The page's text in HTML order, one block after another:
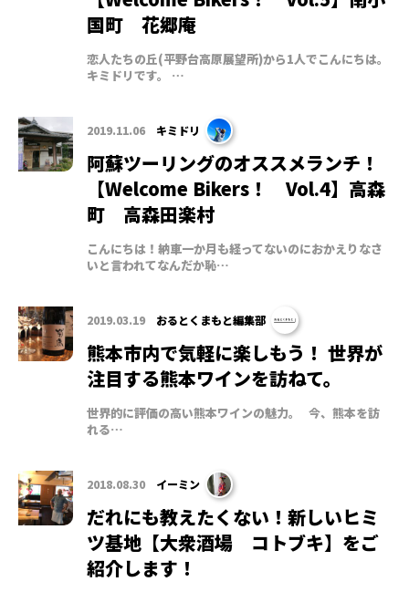
国町 花郷庵
恋人たちの丘(平野台高原展望所)から1人でこんにちは。
キミドリです。 …
2019.11.06 キミドリ
阿蘇ツーリングのオススメランチ！
【Welcome Bikers！ Vol.4】高森
町 高森田楽村
こんにちは！納車一か月も経ってないのにおかえりなさ
いと言われてなんだか恥…
2019.03.19 おるとくまもと編集部
熊本市内で気軽に楽しもう！ 世界が
注目する熊本ワインを訪ねて。
世界的に評価の高い熊本ワインの魅力。 今、熊本を訪
れる…
2018.08.30 イーミン
だれにも教えたくない！新しいヒミ
ツ基地【大衆酒場 コトブキ】をご
紹介します！